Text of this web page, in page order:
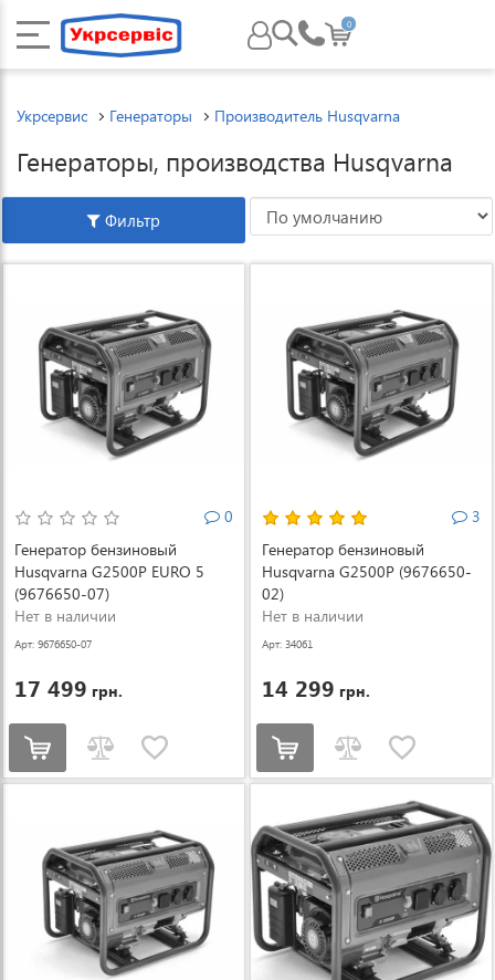
0
Укрсервис Генераторы Производитель Husqvarna
Генераторы, производства Husqvarna
Фильтр
0
Генератор бензиновый
Husqvarna G2500P EURO 5
(9676650-07)
Нет в наличии
Арт: 9676650-07
17 499 грн.
3
Генератор бензиновый
Husqvarna G2500P (9676650-
02)
Нет в наличии
Арт: 34061
14 299 грн.